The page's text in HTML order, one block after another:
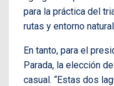
para la práctica del
rutas y entorno
En tanto, para el
Parada, la elección
casual. “Estas dos